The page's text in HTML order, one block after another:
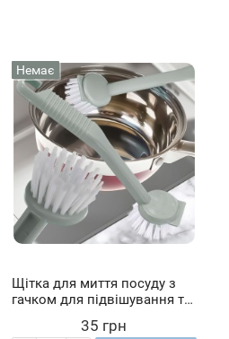
Немає
Щітка для миття посуду з
гачком для підвішування та
35 грн